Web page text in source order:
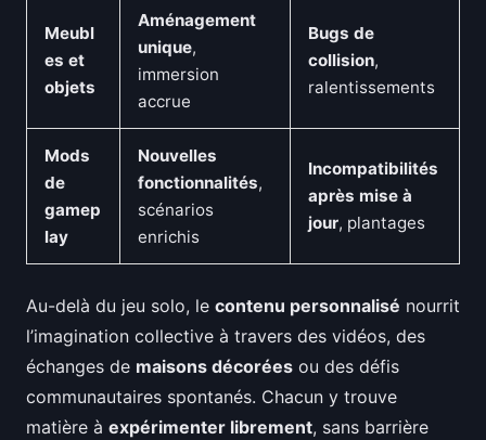
Meubl
es et
objets
Aménagement
unique,
immersion
accrue
Bugs de
collision,
ralentissements
Mods
de
gamep
lay
Nouvelles
fonctionnalités,
scénarios
enrichis
Incompatibilités
après mise à
jour, plantages
Au-delà du jeu solo, le contenu personnalisé nourrit
l’imagination collective à travers des vidéos, des
échanges de maisons décorées ou des défis
communautaires spontanés. Chacun y trouve
matière à expérimenter librement, sans barrière